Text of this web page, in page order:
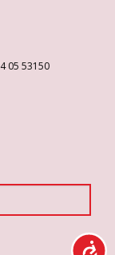
05 53150